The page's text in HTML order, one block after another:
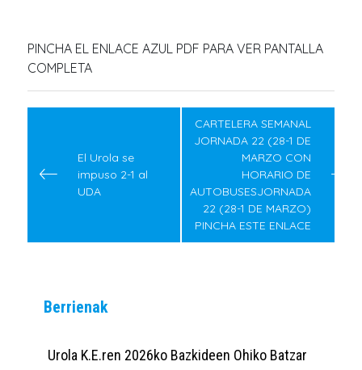
PINCHA EL ENLACE AZUL PDF PARA VER PANTALLA
COMPLETA
El Urola se
impuso 2-1 al
UDA
CARTELERA SEMANAL
JORNADA 22 (28-1 DE
MARZO CON
HORARIO DE
AUTOBUSESJORNADA
22 (28-1 DE MARZO)
PINCHA ESTE ENLACE
Berrienak
Urola K.E.ren 2026ko Bazkideen Ohiko Batzar